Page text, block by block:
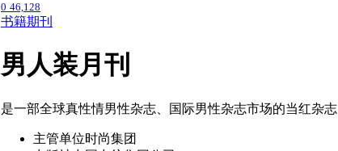
0 46,128
书籍期刊
男人装月刊
是一部全球真性情男性杂志、国际男性杂志市场的当红杂志
主管单位时尚集团